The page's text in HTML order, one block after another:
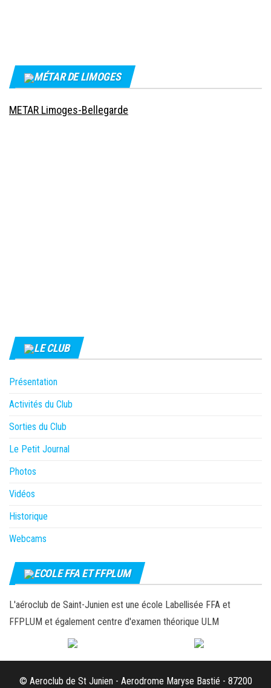
MÉTAR DE LIMOGES
METAR Limoges-Bellegarde
LE CLUB
Présentation
Activités du Club
Sorties du Club
Le Petit Journal
Photos
Vidéos
Historique
Webcams
ECOLE FFA ET FFPLUM
L'aéroclub de Saint-Junien est une école Labellisée FFA et
FFPLUM et également centre d'examen théorique ULM
© Aeroclub de St Junien - Aerodrome Maryse Bastié - 87200